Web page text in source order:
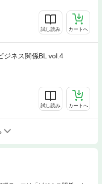
試し読み カートへ
ジネス関係BL vol.4
試し読み カートへ